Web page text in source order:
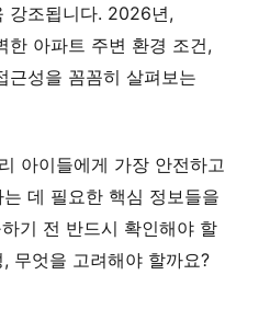
강조됩니다. 2026년,
한 아파트 주변 환경 조건,
근성을 꼼꼼히 살펴보는
아이들에게 가장 안전하고
데 필요한 핵심 정보들을
기 전 반드시 확인해야 할
무엇을 고려해야 할까요?